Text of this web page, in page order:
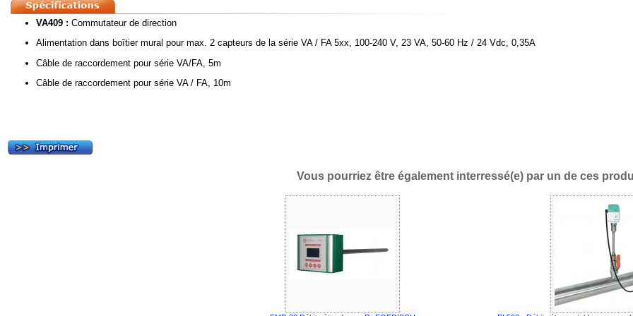
VA409 : Commutateur de direction
Alimentation dans boîtier mural pour max. 2 capteurs de la série VA / FA 5xx, 100-240 V, 23 VA, 50-60 Hz / 24 Vdc, 0,35A
Câble de raccordement pour série VA/FA, 5m
Câble de raccordement pour série VA / FA, 10m
Vous pourriez être également interressé(e) par un de ces